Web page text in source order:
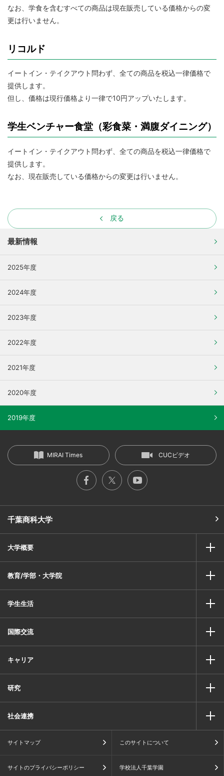
なお、学食を含むすべての商品は現在販売している価格からの変
更は行いません。
リコルド
イートイン・テイクアウト問わず、全ての商品を税込一律価格で
提供します。
但し、価格は現行価格より一律で10円アップいたします。
学生ベンチャー食堂（彩食菜・満腹ダイニング）
イートイン・テイクアウト問わず、全ての商品を税込一律価格で
提供します。
なお、現在販売している価格からの変更は行いません。
戻る
最新情報
2025年度
2024年度
2023年度
2022年度
2021年度
2020年度
2019年度
千葉商科大学
MIRAI Times CUCビデオ
大学概要
教育/学部・大学院
学生生活
国際交流
キャリア
研究
社会連携
サイトマップ このサイトについて
サイトのプライバシーポリシー 学校法人千葉学園